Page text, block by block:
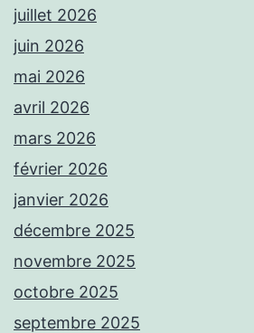
juillet 2026
juin 2026
mai 2026
avril 2026
mars 2026
février 2026
janvier 2026
décembre 2025
novembre 2025
octobre 2025
septembre 2025